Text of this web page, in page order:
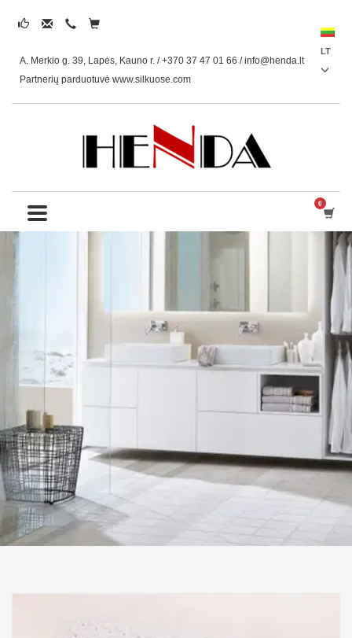
A. Merkio g. 39, Lapės, Kauno r. / +370 37 47 01 66 /info@henda.lt
Partnerių parduotuvė www.silkuose.com
LT